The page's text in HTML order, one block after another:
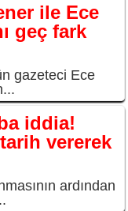
ile Ece
geç fark
gazeteci Ece
iddia!
vererek
ardından